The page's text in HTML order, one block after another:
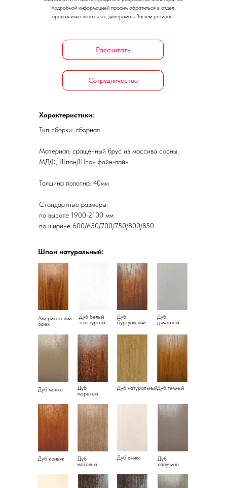
Характеристики:
Тип сборки: сборная
Материал: сращенный брус из массива сосны,
МДФ, Шпон/Шпон файн-лайн
Толщина полотна: 40мм
Стандартные размеры:
по высоте 1900-2100 мм
по ширине 600/650/700/750/800/850
Шпон натуральный:
подробной информацией просим обратиться в отдел
продаж или связаться с дилерами в Вашем регионе.
Американский
орех
Дуб белый
текстурный
Дуб
бургундский
Дуб
дымчатый
Дуб мокко
Дуб
мореный
Дуб натуральныйДуб темный
Дуб коньяк
Дуб
матовый
Дуб
капучино
Дуб оникс
Рассчитать
Сотрудничество